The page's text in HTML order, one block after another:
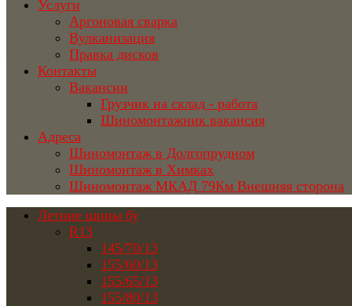
Услуги
Аргоновая сварка
Вулканизация
Правка дисков
Контакты
Вакансии
Грузчик на склад - работа
Шиномонтажник вакансия
Адреса
Шиномонтаж в Долгопрудном
Шиномонтаж в Химках
Шиномонтаж МКАД 79Км Внешняя сторона
Летние шины бу
R13
145/70/13
155/60/13
155/65/13
155/80/13